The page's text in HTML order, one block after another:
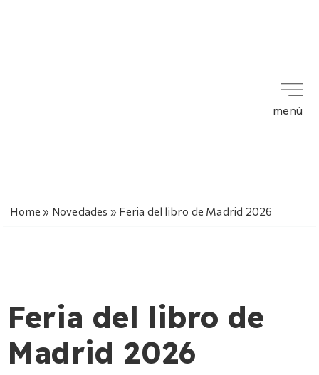
menú
Home » Novedades » Feria del libro de Madrid 2026
Feria del libro de
Madrid 2026